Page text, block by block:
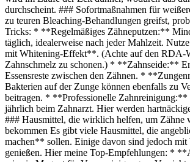
durchscheint. ### Sofortmaßnahmen für
zu teuren Bleaching-Behandlungen greifst,
Tricks: * **Regelmäßiges Zähneputzen:**
täglich, idealerweise nach jeder Mahlzeit.
mit Whitening-Effekt**. (Achte auf den RDA-
Zahnschmelz zu schonen.) * **Zahnseide:**
Essensreste zwischen den Zähnen. *
Bakterien auf der Zunge können ebenfalls zu
beitragen. * **Professionelle Zahnreinigung:**
jährlich beim Zahnarzt. Hier werden
### Hausmittel, die wirklich helfen, um Zähne
bekommen Es gibt viele Hausmittel, die
machen** sollen. Einige davon sind jedoch mit
genießen. Hier meine Top-Empfehlungen: *